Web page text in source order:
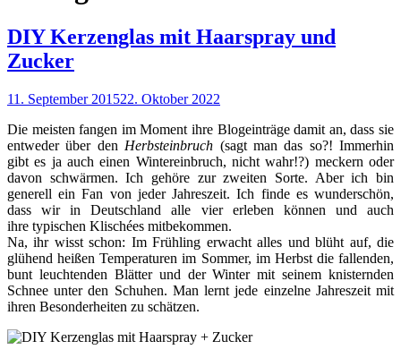
DIY Kerzenglas mit Haarspray und
Zucker
11. September 201522. Oktober 2022
Die meisten fangen im Moment ihre Blogeinträge damit an, dass sie
entweder über den Herbsteinbruch (sagt man das so?! Immerhin
gibt es ja auch einen Wintereinbruch, nicht wahr!?) meckern oder
davon schwärmen. Ich gehöre zur zweiten Sorte. Aber ich bin
generell ein Fan von jeder Jahreszeit. Ich finde es wunderschön,
dass wir in Deutschland alle vier erleben können und auch
ihre typischen Klischées mitbekommen.
Na, ihr wisst schon: Im Frühling erwacht alles und blüht auf, die
glühend heißen Temperaturen im Sommer, im Herbst die fallenden,
bunt leuchtenden Blätter und der Winter mit seinem knisternden
Schnee unter den Schuhen. Man lernt jede einzelne Jahreszeit mit
ihren Besonderheiten zu schätzen.